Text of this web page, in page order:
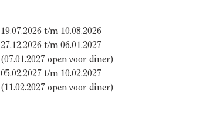
19.07.2026 t/m 10.08.2026
27.12.2026 t/m 06.01.2027
(07.01.2027 open voor diner)
05.02.2027 t/m 10.02.2027
(11.02.2027 open voor diner)